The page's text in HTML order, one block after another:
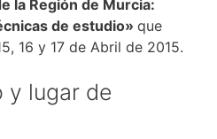
la Región de Murcia:
de estudio» que
16 y 17 de Abril de 2015.
y lugar de